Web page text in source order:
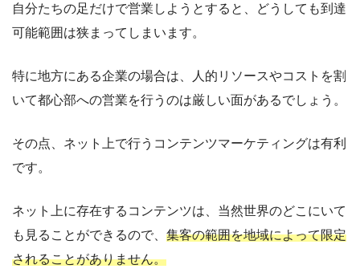
自分たちの足だけで営業しようとすると、どうしても到達
可能範囲は狭まってしまいます。
特に地方にある企業の場合は、人的リソースやコストを割
いて都心部への営業を行うのは厳しい面があるでしょう。
その点、ネット上で行うコンテンツマーケティングは有利
です。
ネット上に存在するコンテンツは、当然世界のどこにいて
も見ることができるので、 集客の範囲を地域によって限定
されることがありません。